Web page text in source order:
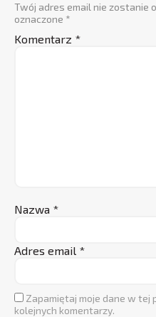
Twój adres email nie zostanie
oznaczone *
Komentarz *
Nazwa *
Adres email *
Zapamiętaj moje dane w tej
kolejnych komentarzy.